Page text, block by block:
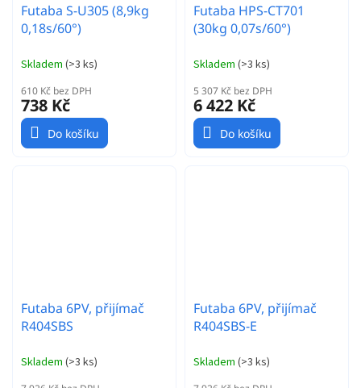
Futaba S-U305 (8,9kg
0,18s/60°)
Skladem (>3 ks)
610 Kč bez DPH
738 Kč
Do košíku
Futaba HPS-CT701
(30kg 0,07s/60°)
Skladem (>3 ks)
5 307 Kč bez DPH
6 422 Kč
Do košíku
Futaba 6PV, přijímač
R404SBS
Skladem (>3 ks)
Futaba 6PV, přijímač
R404SBS-E
Skladem (>3 ks)